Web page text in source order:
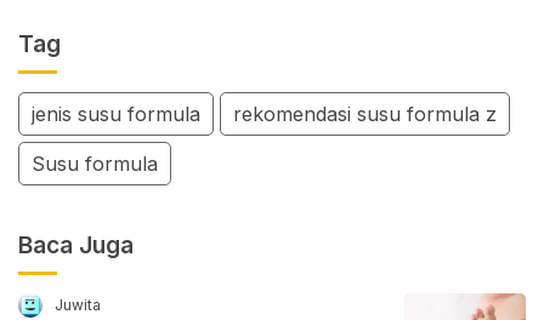
Tag
jenis susu formula rekomendasi susu formula z
Susu formula
Baca Juga
Juwita